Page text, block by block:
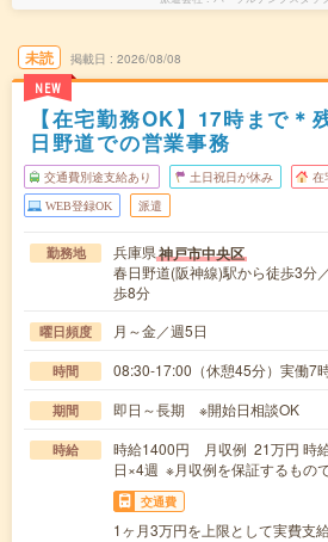
未読
NEW
掲載日 2026/08/08
【在宅勤務OK】17時まで
日野道での営業事務
交通費別途支給あり 土日祝日が休み 在
WEB登録OK 派遣
勤務地 兵庫県神戸市中央区
春日野道(阪神線)駅から徒歩3分
歩8分
曜日頻度 月～金／週5日
時間 08:30-17:00（休憩45分）実働7
期間 即日～長期 ※開始日相談OK
時給
時給1400円 月収例 21万円 時
日×4週 ※月収例を保証するもの
交通費
1ヶ月3万円を上限として実費支